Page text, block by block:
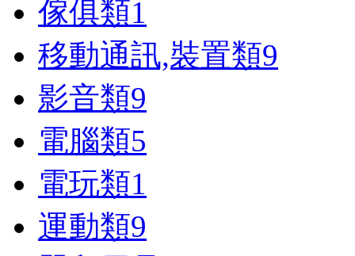
傢俱類1
移動通訊,裝置類9
影音類9
電腦類5
電玩類1
運動類9